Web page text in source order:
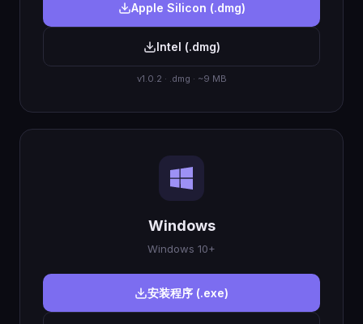
Apple Silicon (.dmg)
Intel (.dmg)
v1.0.2 · .dmg · ~9 MB
Windows
Windows 10+
安装程序 (.exe)